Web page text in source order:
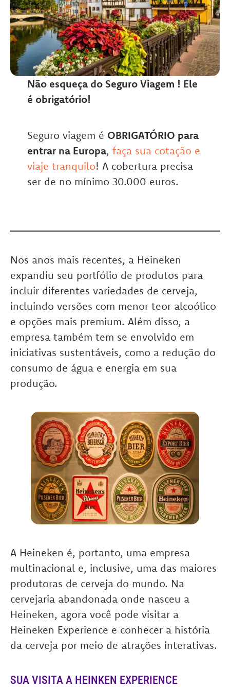
Não esqueça do Seguro Viagem ! Ele
é obrigatório!
Seguro viagem é OBRIGATÓRIO para
entrar na Europa, faça sua cotação e
viaje tranquilo! A cobertura precisa
ser de no mínimo 30.000 euros.
Nos anos mais recentes, a Heineken
expandiu seu portfólio de produtos para
incluir diferentes variedades de cerveja,
incluindo versões com menor teor alcoólico
e opções mais premium. Além disso, a
empresa também tem se envolvido em
iniciativas sustentáveis, como a redução do
consumo de água e energia em sua
produção.
A Heineken é, portanto, uma empresa
multinacional e, inclusive, uma das maiores
produtoras de cerveja do mundo. Na
cervejaria abandonada onde nasceu a
Heineken, agora você pode visitar a
Heineken Experience e conhecer a história
da cerveja por meio de atrações interativas.
SUA VISITA A HEINKEN EXPERIENCE